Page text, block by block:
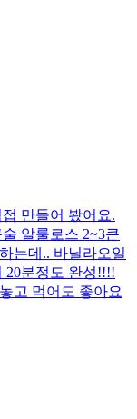
만들어 봤어요.
알룰로스 2~3큰
는데.. 바닐라오일
20분정도 완성!!!!
고 먹어도 좋아요